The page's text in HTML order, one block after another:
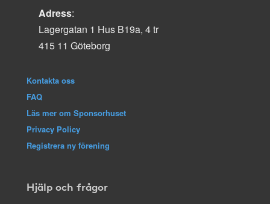
Adress:
Lagergatan 1 Hus B19a, 4 tr
415 11 Göteborg
Kontakta oss
FAQ
Läs mer om Sponsorhuset
Privacy Policy
Registrera ny förening
Hjälp och frågor